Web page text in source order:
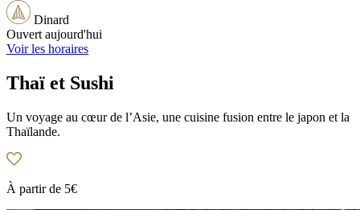
Dinard
Ouvert aujourd'hui
Voir les horaires
Thaï et Sushi
Un voyage au cœur de l’Asie, une cuisine fusion entre le japon et la
Thaïlande.
À partir de 5€